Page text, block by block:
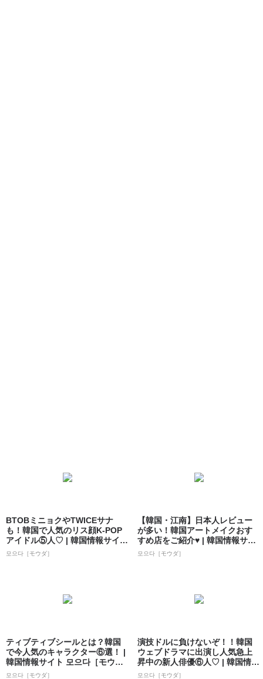
BTOBミニョクやTWICEサナ
も！韓国で人気のリス顔K-POP
アイドル⑤人♡ | 韓国情報サイ
ト...
모으다［モウダ］
【韓国・江南】日本人レビュー
が多い！韓国アートメイクおす
すめ店をご紹介♥ | 韓国情報サイ
ト 모으...
모으다［モウダ］
ティブティブシールとは？韓国
で今人気のキャラクター⑥選！ |
韓国情報サイト 모으다［モウ
ダ］
모으다［モウダ］
演技ドルに負けないぞ！！韓国
ウェブドラマに出演し人気急上
昇中の新人俳優⑥人♡ | 韓国情報
サイト ...
모으다［モウダ］